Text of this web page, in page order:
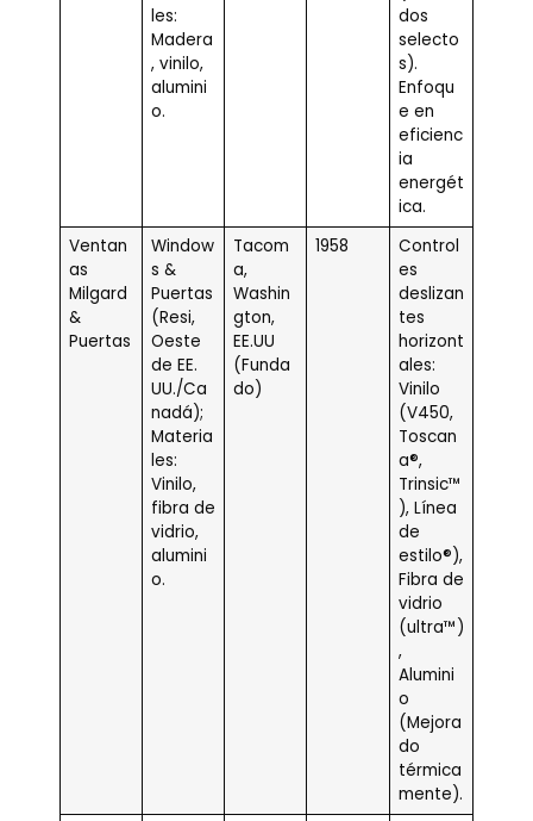
les:
Madera
, vinilo,
alumini
o.
dos
selecto
s).
Enfoqu
e en
eficienc
ia
energét
ica.
Ventan
as
Milgard
&
Puertas
Window
s &
Puertas
(Resi,
Oeste
de EE.
UU./Ca
nadá);
Materia
les:
Vinilo,
fibra de
vidrio,
alumini
o.
Tacom
a,
Washin
gton,
EE.UU
(Funda
do)
1958
Control
es
deslizan
tes
horizont
ales:
Vinilo
(V450,
Toscan
a®,
Trinsic™
), Línea
de
estilo®),
Fibra de
vidrio
(ultra™)
,
Alumini
o
(Mejora
do
térmica
mente).